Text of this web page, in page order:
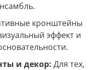
кронштейны
эффект и
и декор: Для тех,